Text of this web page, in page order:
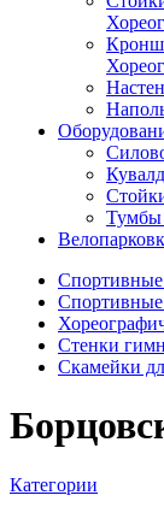
Тумбы
Стенки
Скамейки
Категории